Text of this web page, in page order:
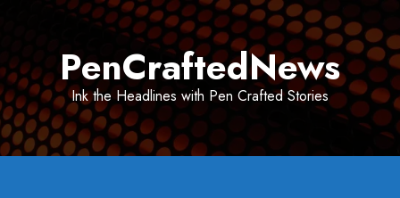
PenCraftedNews
Ink the Headlines with Pen Crafted Stories